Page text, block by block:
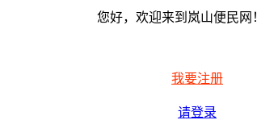
您好，欢迎来到岚山便民网！
我要注册
请登录